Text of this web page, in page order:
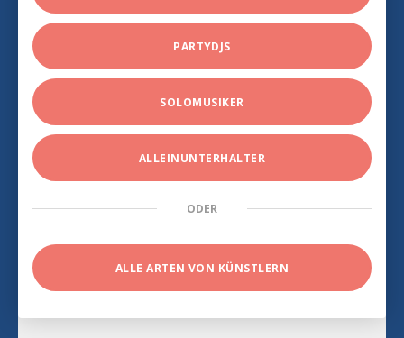
PARTYDJS
SOLOMUSIKER
ALLEINUNTERHALTER
ODER
ALLE ARTEN VON KÜNSTLERN